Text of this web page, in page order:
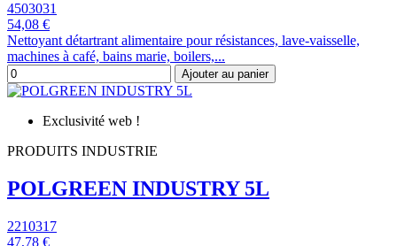
4503031
54,08 €
Nettoyant détartrant alimentaire pour résistances, lave-vaisselle,
machines à café, bains marie, boilers,...
Ajouter au panier
Exclusivité web !
PRODUITS INDUSTRIE
POLGREEN INDUSTRY 5L
2210317
47,78 €